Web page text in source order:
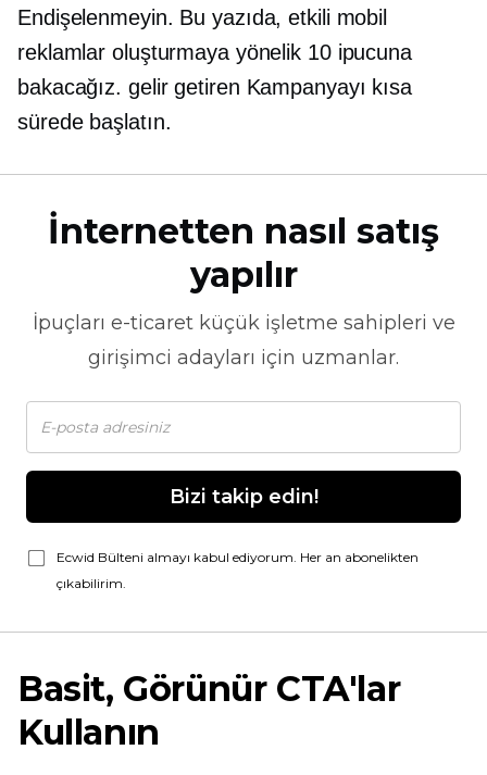
Endişelenmeyin. Bu yazıda, etkili mobil
reklamlar oluşturmaya yönelik 10 ipucuna
bakacağız. gelir getiren Kampanyayı kısa
sürede başlatın.
İnternetten nasıl satış
yapılır
İpuçları e-ticaretküçük işletme sahipleri ve
girişimci adayları için uzmanlar.
Bizi takip edin!
Ecwid Bülteni almayı kabul ediyorum. Her an abonelikten
çıkabilirim.
Basit, Görünür CTA'lar
Kullanın